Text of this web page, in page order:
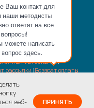
Ваш контакт для
наши методисты
ответят на все
вопросы!
можете написать
здесь.
науки и высшего
Политика обработки
|Согласие на
материалов|
рассылки | Возврат оплаты
размещенные на сайте,
веб-
ПРИНЯТЬ